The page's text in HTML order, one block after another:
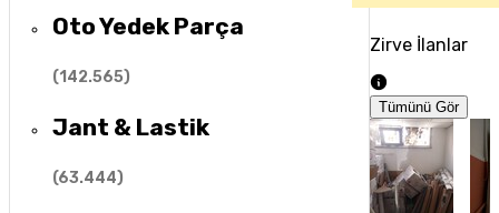
Oto Yedek Parça
(142.565)
Jant & Lastik
(63.444)
Zirve İlanlar
Tümünü Gör